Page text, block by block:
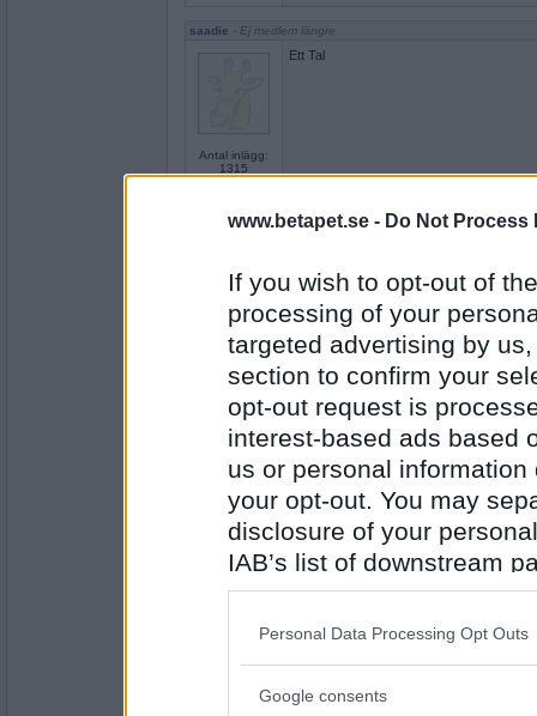
www.betapet.se - Do Not Process
If you wish to opt-out of
processing of your
targeted advertising by
section to confirm your
opt-out request is
interest-based ads based
us or personal
your opt-out. You may
disclosure of your
IAB’s list of downstream
also be disclosed by us
Downstream Participants
Please note that this
Personal Data Processing Opt Outs
Google consents
saadie - Ej medlem längre
Antal inlägg:
1315
Ett Tal
Antal inlägg:
1998
- Ej medlem längre
Antal inlägg: 926
chocolate
Antal inlägg: 69
Somriga